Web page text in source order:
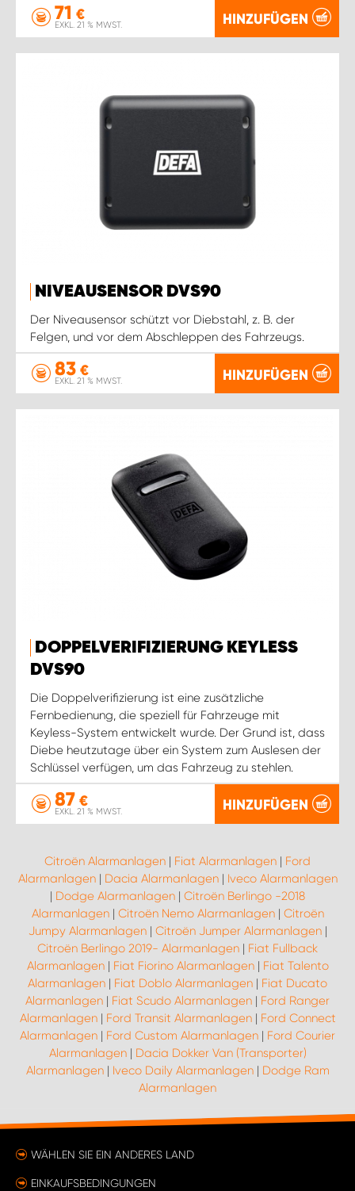
71 €
EXKL. 21 % MWST. HINZUFÜGEN
NIVEAUSENSOR DVS90
Der Niveausensor schützt vor Diebstahl, z. B. der
Felgen, und vor dem Abschleppen des Fahrzeugs.
83 €
EXKL. 21 % MWST. HINZUFÜGEN
DOPPELVERIFIZIERUNG KEYLESS
DVS90
Die Doppelverifizierung ist eine zusätzliche
Fernbedienung, die speziell für Fahrzeuge mit
Keyless-System entwickelt wurde. Der Grund ist, dass
Diebe heutzutage über ein System zum Auslesen der
Schlüssel verfügen, um das Fahrzeug zu stehlen.
87 €
EXKL. 21 % MWST. HINZUFÜGEN
Citroën Alarmanlagen | Fiat Alarmanlagen | Ford
Alarmanlagen| Dacia Alarmanlagen| Iveco Alarmanlagen
| Dodge Alarmanlagen | Citroën Berlingo -2018
Alarmanlagen| Citroën Nemo Alarmanlagen| Citroën
Jumpy Alarmanlagen| Citroën Jumper Alarmanlagen|
Citroën Berlingo 2019- Alarmanlagen | Fiat Fullback
Alarmanlagen| Fiat Fiorino Alarmanlagen| Fiat Talento
Alarmanlagen | Fiat Doblo Alarmanlagen | Fiat Ducato
Alarmanlagen | Fiat Scudo Alarmanlagen | Ford Ranger
Alarmanlagen| Ford Transit Alarmanlagen| Ford Connect
Alarmanlagen | Ford Custom Alarmanlagen | Ford Courier
Alarmanlagen| Dacia Dokker Van (Transporter)
Alarmanlagen| Iveco Daily Alarmanlagen| Dodge Ram
Alarmanlagen
WÄHLEN SIE EIN ANDERES LAND
EINKAUFSBEDINGUNGEN